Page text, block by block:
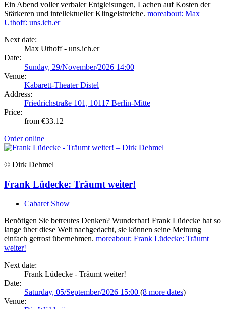
Ein Abend voller verbaler Entgleisungen, Lachen auf Kosten der
Stärkeren und intellektueller Klingelstreiche. moreabout: Max
Uthoff: uns.ich.er
Next date:
Max Uthoff - uns.ich.er
Date:
Sunday, 29/November/2026 14:00
Venue:
Kabarett-Theater Distel
Address:
Friedrichstraße 101, 10117 Berlin-Mitte
Price:
from €33.12
Order online
© Dirk Dehmel
Frank Lüdecke: Träumt weiter!
Cabaret Show
Benötigen Sie betreutes Denken? Wunderbar! Frank Lüdecke hat so
lange über diese Welt nachgedacht, sie können seine Meinung
einfach getrost übernehmen. moreabout: Frank Lüdecke: Träumt
weiter!
Next date:
Frank Lüdecke - Träumt weiter!
Date:
Saturday, 05/September/2026 15:00 (8 more dates)
Venue: